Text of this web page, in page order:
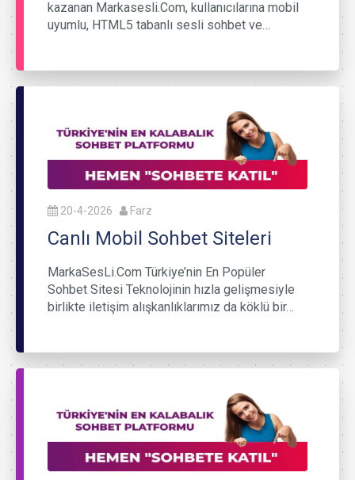
kazanan Markasesli.Com, kullanıcılarına mobil
uyumlu, HTML5 tabanlı sesli sohbet ve…
20-4-2026 Farz
Canlı Mobil Sohbet Siteleri
MarkaSesLi.Com Türkiye’nin En Popüler
Sohbet Sitesi Teknolojinin hızla gelişmesiyle
birlikte iletişim alışkanlıklarımız da köklü bir…